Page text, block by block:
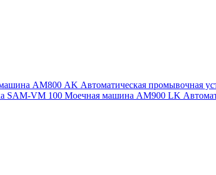
АМ800 AK Автоматическая промывочная
SAM-VM 100 Моечная машина AM900 LK